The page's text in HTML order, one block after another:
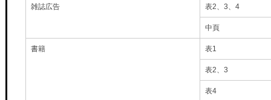
雑誌広告 表2、3、4
中頁
書籍 表1
表2、3
表4